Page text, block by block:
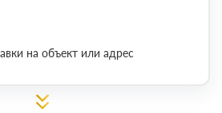
на объект или адрес